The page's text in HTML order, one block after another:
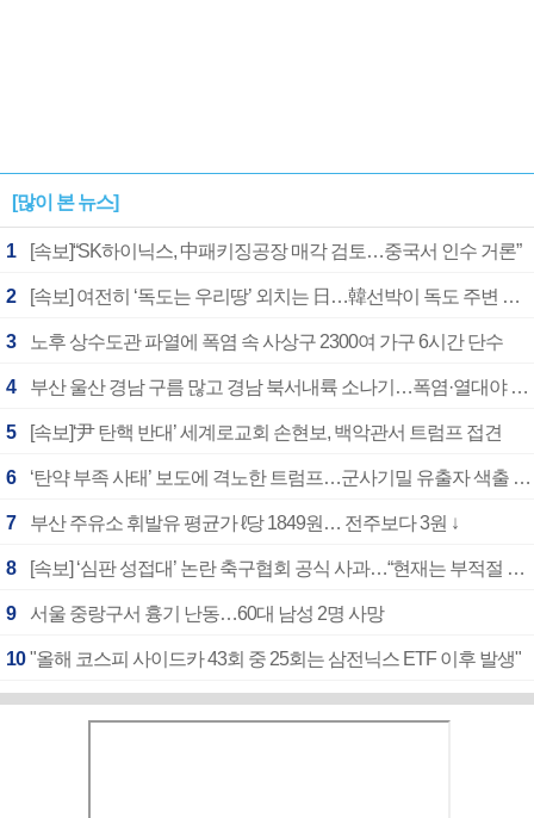
[많이 본 뉴스]
1 [속보]“SK하이닉스, 中패키징공장 매각 검토…중국서 인수 거론”
2 [속보] 여전히 ‘독도는 우리땅’ 외치는 日…韓선박이 독도 주변 해양조사 활동하자 반발
3 노후 상수도관 파열에 폭염 속 사상구 2300여 가구 6시간 단수
4 부산 울산 경남 구름 많고 경남 북서내륙 소나기…폭염·열대야 계속
5 [속보]‘尹 탄핵 반대’ 세계로교회 손현보, 백악관서 트럼프 접견
6 ‘탄약 부족 사태’ 보도에 격노한 트럼프…군사기밀 유출자 색출 지시
7 부산 주유소 휘발유 평균가 ℓ당 1849원… 전주보다 3원 ↓
8 [속보] ‘심판 성접대’ 논란 축구협회 공식 사과…“현재는 부적절 행위 없어”
9 서울 중랑구서 흉기 난동…60대 남성 2명 사망
10 "올해 코스피 사이드카 43회 중 25회는 삼전닉스 ETF 이후 발생"